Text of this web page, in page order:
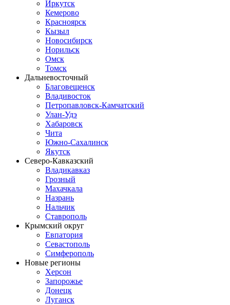
Иркутск
Кемерово
Красноярск
Кызыл
Новосибирск
Норильск
Омск
Томск
Дальневосточный
Благовещенск
Владивосток
Петропавловск-Камчатский
Улан-Удэ
Хабаровск
Чита
Южно-Сахалинск
Якутск
Северо-Кавказский
Владикавказ
Грозный
Махачкала
Назрань
Нальчик
Ставрополь
Крымский округ
Евпатория
Севастополь
Симферополь
Новые регионы
Херсон
Запорожье
Донецк
Луганск